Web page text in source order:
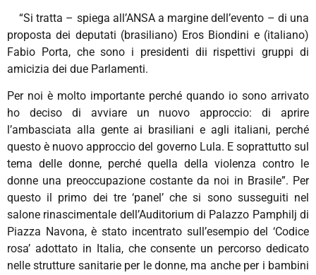
“Si tratta – spiega all’ANSA a margine dell’evento – di una
proposta dei deputati (brasiliano) Eros Biondini e (italiano)
Fabio Porta, che sono i presidenti dii rispettivi gruppi di
amicizia dei due Parlamenti.
Per noi è molto importante perché quando io sono arrivato
ho deciso di avviare un nuovo approccio: di aprire
l’ambasciata alla gente ai brasiliani e agli italiani, perché
questo è nuovo approccio del governo Lula. E soprattutto sul
tema delle donne, perché quella della violenza contro le
donne una preoccupazione costante da noi in Brasile”. Per
questo il primo dei tre ‘panel’ che si sono susseguiti nel
salone rinascimentale dell’Auditorium di Palazzo Pamphilj di
Piazza Navona, è stato incentrato sull’esempio del ‘Codice
rosa’ adottato in Italia, che consente un percorso dedicato
nelle strutture sanitarie per le donne, ma anche per i bambini